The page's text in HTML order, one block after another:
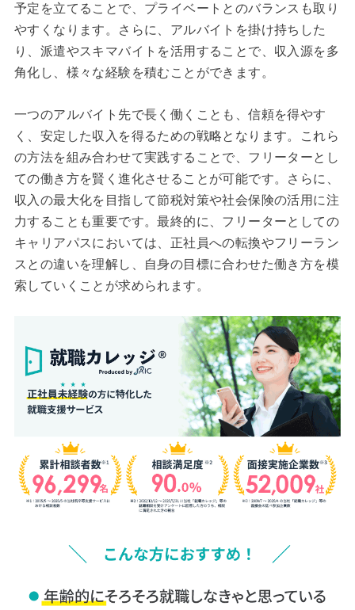
予定を立てることで、プライベートとのバランスも取り
やすくなります。さらに、アルバイトを掛け持ちした
り、派遣やスキマバイトを活用することで、収入源を多
角化し、様々な経験を積むことができます。
一つのアルバイト先で長く働くことも、信頼を得やす
く、安定した収入を得るための戦略となります。これら
の方法を組み合わせて実践することで、フリーターとし
ての働き方を賢く進化させることが可能です。さらに、
収入の最大化を目指して節税対策や社会保険の活用に注
力することも重要です。最終的に、フリーターとしての
キャリアパスにおいては、正社員への転換やフリーラン
スとの違いを理解し、自身の目標に合わせた働き方を模
索していくことが求められます。